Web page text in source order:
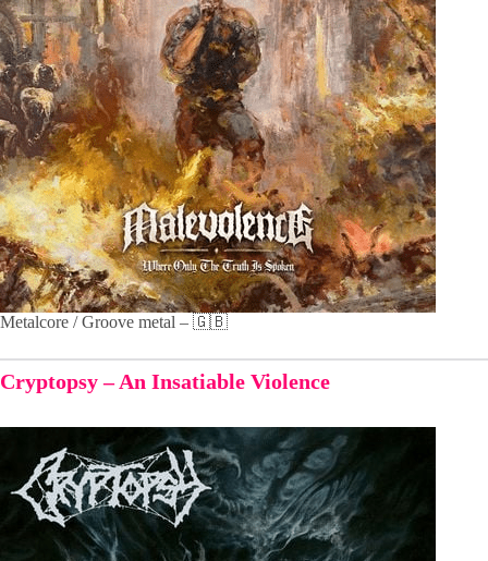
Metalcore / Groove metal – 🇬🇧
Cryptopsy – An Insatiable Violence